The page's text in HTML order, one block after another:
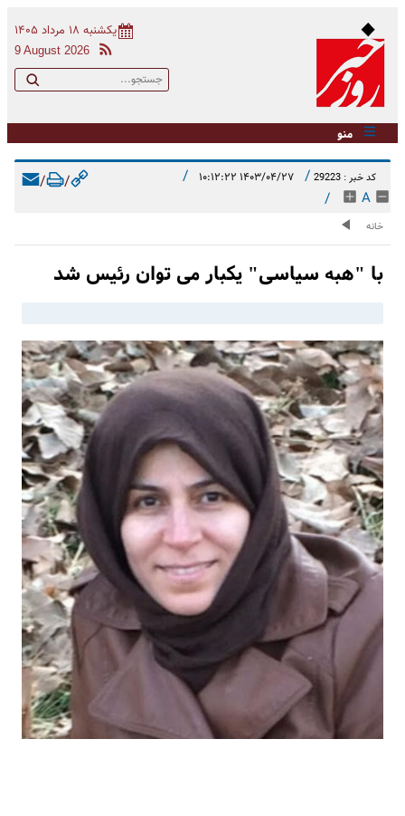
یکشنبه ۱۸ مرداد ۱۴۰۵
9 August 2026
منو
کد خبر : 29223 / ۱۴۰۳/۰۴/۲۷ ۱۰:۱۲:۲۲ /
A
/
/
/
خانه
با "هبه سیاسی" یکبار می توان رئیس شد